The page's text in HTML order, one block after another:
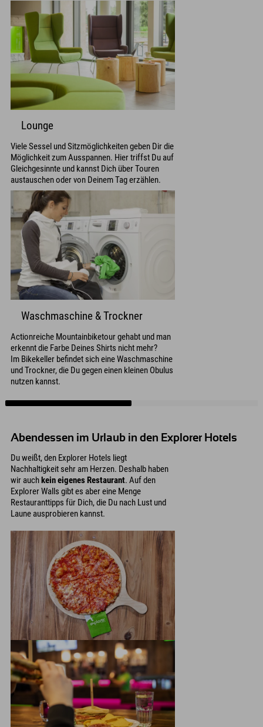
Lounge
Viele Sessel und Sitzmöglichkeiten geben Dir die
Möglichkeit zum Ausspannen. Hier triffst Du auf
Gleichgesinnte und kannst Dich über Touren
austauschen oder von Deinem Tag erzählen.
Waschmaschine & Trockner
Actionreiche Mountainbiketour gehabt und man
erkennt die Farbe Deines Shirts nicht mehr?
Im Bikekeller befindet sich eine Waschmaschine
und Trockner, die Du gegen einen kleinen Obulus
nutzen kannst.
Abendessen im Urlaub in den Explorer Hotels
Du weißt, den Explorer Hotels liegt
Nachhaltigkeit sehr am Herzen. Deshalb haben
wir auch kein eigenes Restaurant. Auf den
Explorer Walls gibt es aber eine Menge
Restauranttipps für Dich, die Du nach Lust und
Laune ausprobieren kannst.